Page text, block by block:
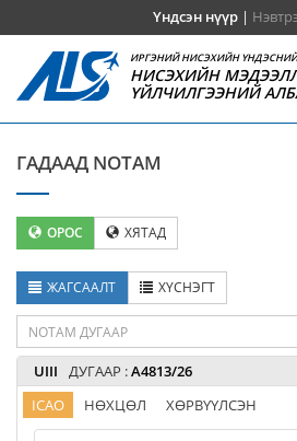
Үндсэн нүүр|
ИРГЭНИЙ НИСЭХИЙН
НИСЭХИЙН
ҮЙЛЧИЛГЭЭНИЙ
ГАДААД NOTAM
ОРОС ХЯТАД
ЖАГСААЛТ ХҮСНЭГТ
UIII ДУГААР :A4813/26
ICAO НӨХЦӨЛ ХӨРВҮҮЛСЭН